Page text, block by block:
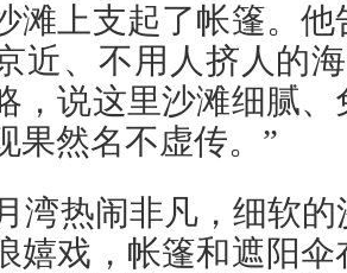
滩上支起了帐篷。
近、不用人挤人的
，说这里沙滩细腻
果然名不虚传。”
湾热闹非凡，细软
嬉戏，帐篷和遮阳